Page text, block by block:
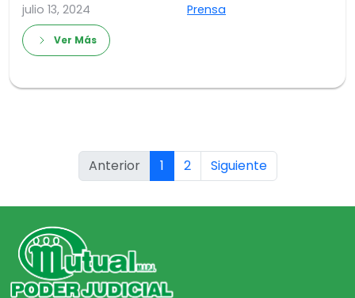
julio 13, 2024 Prensa
Ver Más
Anterior 1(actual)
2 Siguiente